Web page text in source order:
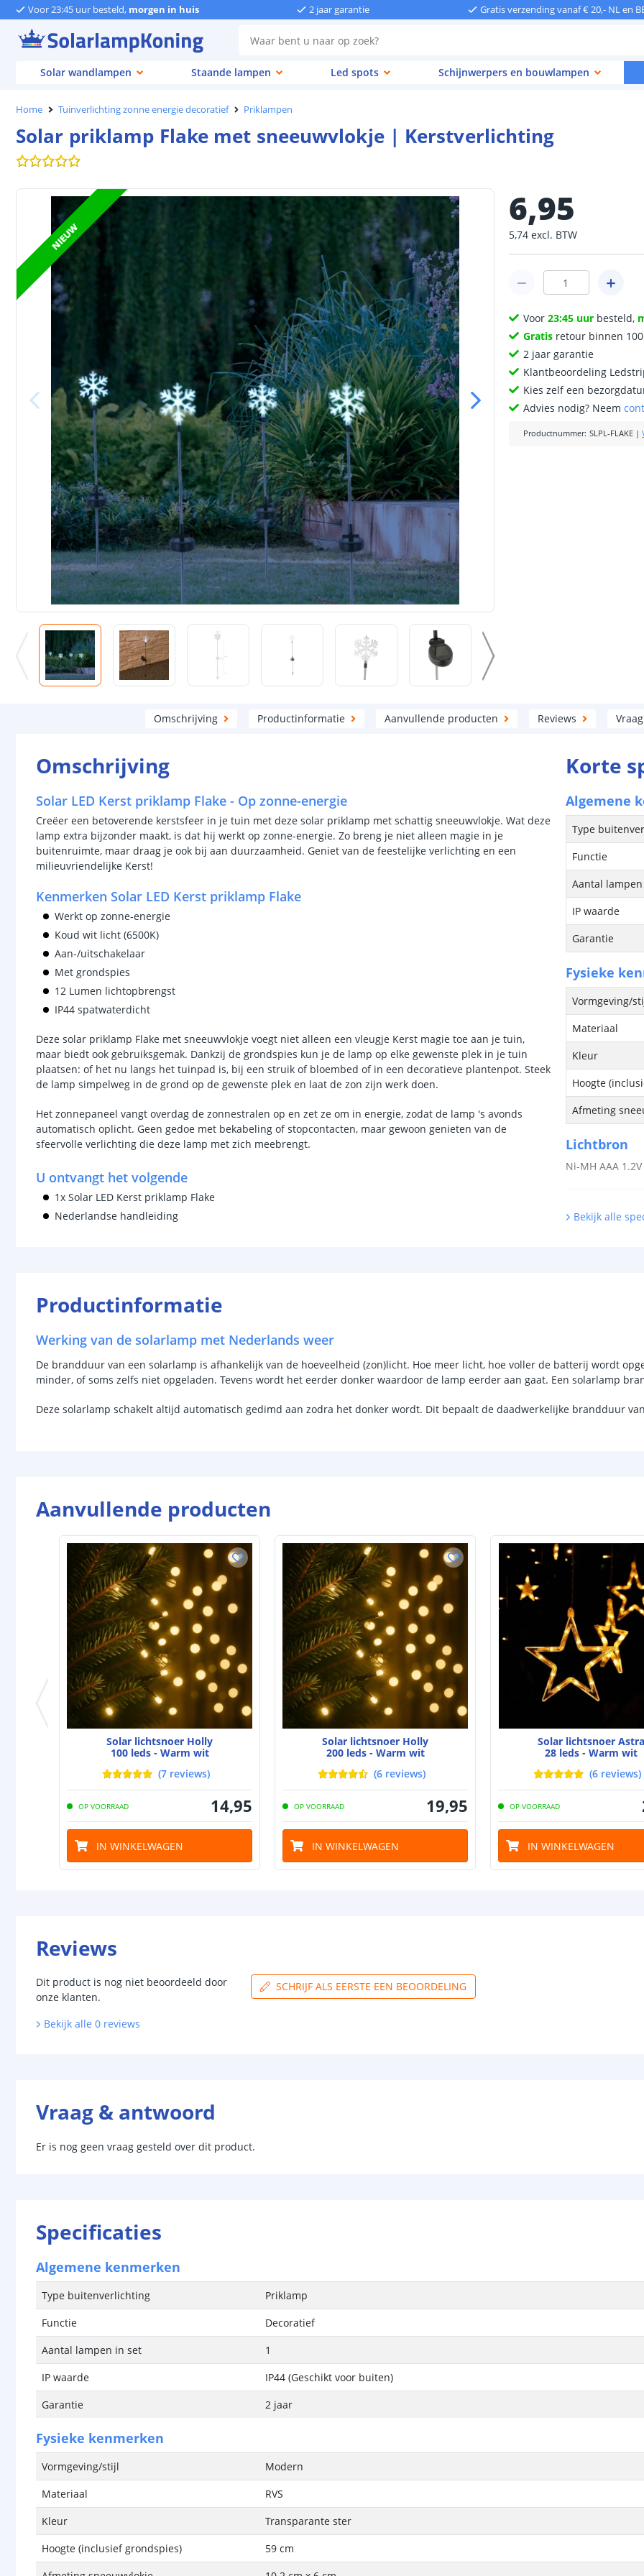
Voor 23:45 uur besteld, morgen in huis 2 jaar garantie Gratis verzending vanaf € 20,- NL en
Solar wandlampen Staande lampen Led spots Schijnwerpers en bouwlampen
Home Tuinverlichting zonne energie decoratief Priklampen
Solar priklamp Flake met sneeuwvlokje | Kerstverlichting
NIEUW
6,95
5,74 excl. BTW
Voor23:45 uur besteld,
Gratis retour binnen
2 jaar garantie
Klantbeoordeling
Kies zelf een
Advies nodig? Neem
Productnummer: SLPL-FLAKE |
Omschrijving Productinformatie Aanvullende producten Reviews
Omschrijving
Solar LED Kerst priklamp Flake - Op zonne-energie
Creëer een betoverende kerstsfeer in je tuin met deze solar priklamp met schattig sneeuwvlokje. Wat deze
lamp extra bijzonder maakt, is dat hij werkt op zonne-energie. Zo breng je niet alleen magie in je
buitenruimte, maar draag je ook bij aan duurzaamheid. Geniet van de feestelijke verlichting en een
milieuvriendelijke Kerst!
Kenmerken Solar LED Kerst priklamp Flake
Werkt op zonne-energie
Koud wit licht (6500K)
Aan-/uitschakelaar
Met grondspies
12 Lumen lichtopbrengst
IP44 spatwaterdicht
Deze solar priklamp Flake met sneeuwvlokje voegt niet alleen een vleugje Kerst magie toe aan je tuin,
maar biedt ook gebruiksgemak. Dankzij de grondspies kun je de lamp op elke gewenste plek in je tuin
plaatsen: of het nu langs het tuinpad is, bij een struik of bloembed of in een decoratieve plantenpot. Steek
de lamp simpelweg in de grond op de gewenste plek en laat de zon zijn werk doen.
Het zonnepaneel vangt overdag de zonnestralen op en zet ze om in energie, zodat de lamp 's avonds
automatisch oplicht. Geen gedoe met bekabeling of stopcontacten, maar gewoon genieten van de
sfeervolle verlichting die deze lamp met zich meebrengt.
U ontvangt het volgende
1x Solar LED Kerst priklamp Flake
Nederlandse handleiding
Korte
Algemene
Type
Functie
Aantal
IP waarde
Garantie
Fysieke
Vormgeving/
Materiaal
Kleur
Hoogte
Afmeting
Lichtbron
Ni-MH AAA 1.2V
Schemersensor
Aantal
Batterij
Type batterij
Capaciteit
Aantal
Laadtijd
Solar paneel
Type zonne
De meest
blog.
Bekijk alle
Productinformatie
Werking van de solarlamp met Nederlands weer
De brandduur van een solarlamp is afhankelijk van de hoeveelheid (zon)licht. Hoe meer licht, hoe voller de batterij wordt
minder, of soms zelfs niet opgeladen. Tevens wordt het eerder donker waardoor de lamp eerder aan gaat. Een solarlamp
Deze solarlamp schakelt altijd automatisch gedimd aan zodra het donker wordt. Dit bepaalt de daadwerkelijke brandduur
Aanvullende producten
Solar lichtsnoer Holly
100 leds - Warm wit
(7 reviews)
OP VOORRAAD 14,95
IN WINKELWAGEN
Solar lichtsnoer Holly
200 leds - Warm wit
(6 reviews)
OP VOORRAAD 19,95
IN WINKELWAGEN
Solar lichtsnoer Astra
28 leds - Warm wit
(6 reviews)
OP VOORRAAD
IN WINKELWAGEN
Reviews
Dit product is nog niet beoordeeld door
onze klanten.
SCHRIJF ALS EERSTE EEN BEOORDELING
Bekijk alle 0 reviews
Vraag & antwoord
Er is nog geen vraag gesteld over dit product.
Specificaties
Algemene kenmerken
Type buitenverlichting
Priklamp
Functie
Decoratief
Aantal lampen in set
1
IP waarde
IP44 (Geschikt voor buiten)
Garantie
2 jaar
Fysieke kenmerken
Vormgeving/stijl
Modern
Materiaal
RVS
Kleur
Transparante ster
Hoogte (inclusief grondspies)
59 cm